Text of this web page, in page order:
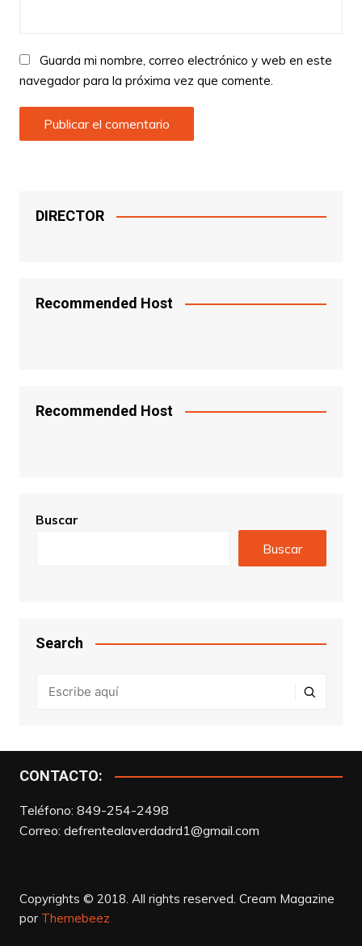
Guarda mi nombre, correo electrónico y web en este
navegador para la próxima vez que comente.
DIRECTOR
Recommended Host
Recommended Host
Buscar
Buscar
Search
CONTACTO:
Teléfono: 849-254-2498
Correo: defrentealaverdadrd1@gmail.com
Copyrights © 2018. All rights reserved. Cream Magazine
por Themebeez